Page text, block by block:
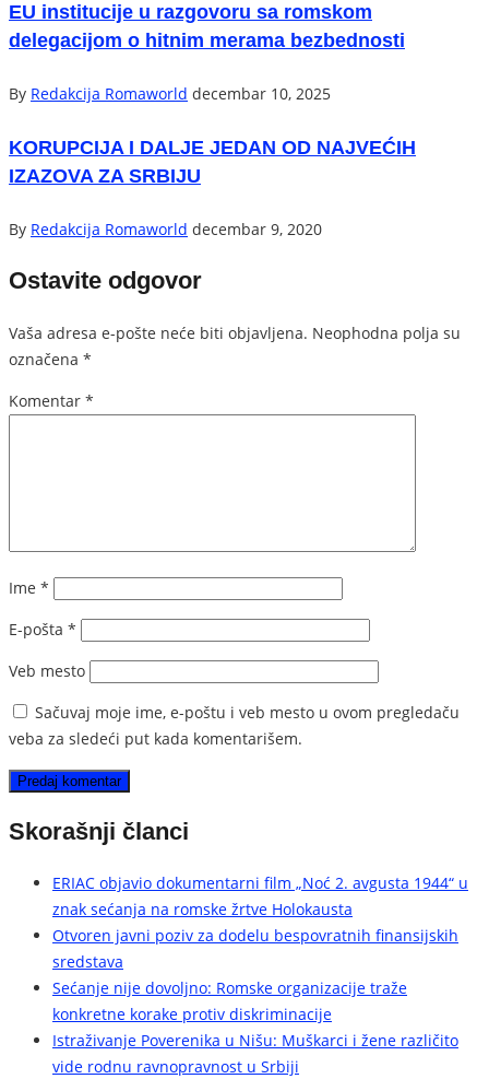
EU institucije u razgovoru sa romskom
delegacijom o hitnim merama bezbednosti
By Redakcija Romaworld decembar 10, 2025
KORUPCIJA I DALJE JEDAN OD NAJVEĆIH
IZAZOVA ZA SRBIJU
By Redakcija Romaworld decembar 9, 2020
Ostavite odgovor
Vaša adresa e-pošte neće biti objavljena. Neophodna polja su
označena *
Komentar *
Ime *
E-pošta *
Veb mesto
Sačuvaj moje ime, e-poštu i veb mesto u ovom pregledaču
veba za sledeći put kada komentarišem.
Skorašnji članci
ERIAC objavio dokumentarni film „Noć 2. avgusta 1944“ u
znak sećanja na romske žrtve Holokausta
Otvoren javni poziv za dodelu bespovratnih finansijskih
sredstava
Sećanje nije dovoljno: Romske organizacije traže
konkretne korake protiv diskriminacije
Istraživanje Poverenika u Nišu: Muškarci i žene različito
vide rodnu ravnopravnost u Srbiji